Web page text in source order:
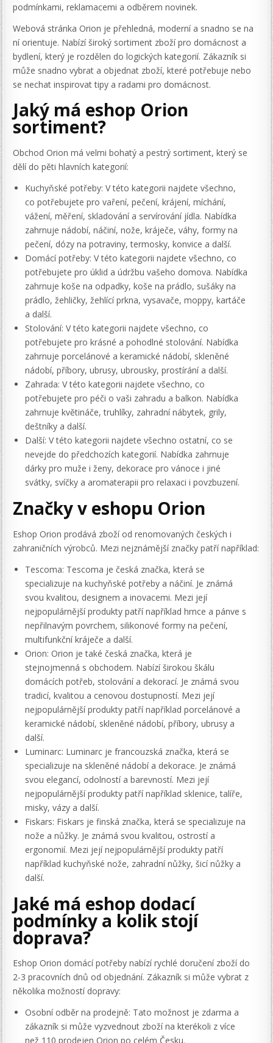
podmínkami, reklamacemi a odběrem novinek.
Webová stránka Orion je přehledná, moderní a snadno se na
ní orientuje. Nabízí široký sortiment zboží pro domácnost a
bydlení, který je rozdělen do logických kategorií. Zákazník si
může snadno vybrat a objednat zboží, které potřebuje nebo
se nechat inspirovat tipy a radami pro domácnost.
Jaký má eshop Orion
sortiment?
Obchod Orion má velmi bohatý a pestrý sortiment, který se
dělí do pěti hlavních kategorií:
Kuchyňské potřeby: V této kategorii najdete všechno,
co potřebujete pro vaření, pečení, krájení, míchání,
vážení, měření, skladování a servírování jídla. Nabídka
zahrnuje nádobí, náčiní, nože, kráječe, váhy, formy na
pečení, dózy na potraviny, termosky, konvice a další.
Domácí potřeby: V této kategorii najdete všechno, co
potřebujete pro úklid a údržbu vašeho domova. Nabídka
zahrnuje koše na odpadky, koše na prádlo, sušáky na
prádlo, žehličky, žehlící prkna, vysavače, moppy, kartáče
a další.
Stolování: V této kategorii najdete všechno, co
potřebujete pro krásné a pohodlné stolování. Nabídka
zahrnuje porcelánové a keramické nádobí, skleněné
nádobí, příbory, ubrusy, ubrousky, prostírání a další.
Zahrada: V této kategorii najdete všechno, co
potřebujete pro péči o vaši zahradu a balkon. Nabídka
zahrnuje květináče, truhlíky, zahradní nábytek, grily,
deštníky a další.
Další: V této kategorii najdete všechno ostatní, co se
nevejde do předchozích kategorií. Nabídka zahrnuje
dárky pro muže i ženy, dekorace pro vánoce i jiné
svátky, svíčky a aromaterapii pro relaxaci i povzbuzení.
Značky v eshopu Orion
Eshop Orion prodává zboží od renomovaných českých i
zahraničních výrobců. Mezi nejznámější značky patří například:
Tescoma: Tescoma je česká značka, která se
specializuje na kuchyňské potřeby a náčiní. Je známá
svou kvalitou, designem a inovacemi. Mezi její
nejpopulárnější produkty patří například hrnce a pánve s
nepřilnavým povrchem, silikonové formy na pečení,
multifunkční kráječe a další.
Orion: Orion je také česká značka, která je
stejnojmenná s obchodem. Nabízí širokou škálu
domácích potřeb, stolování a dekorací. Je známá svou
tradicí, kvalitou a cenovou dostupností. Mezi její
nejpopulárnější produkty patří například porcelánové a
keramické nádobí, skleněné nádobí, příbory, ubrusy a
další.
Luminarc: Luminarc je francouzská značka, která se
specializuje na skleněné nádobí a dekorace. Je známá
svou elegancí, odolností a barevností. Mezi její
nejpopulárnější produkty patří například sklenice, talíře,
misky, vázy a další.
Fiskars: Fiskars je finská značka, která se specializuje na
nože a nůžky. Je známá svou kvalitou, ostrostí a
ergonomií. Mezi její nejpopulárnější produkty patří
například kuchyňské nože, zahradní nůžky, šicí nůžky a
další.
Jaké má eshop dodací
podmínky a kolik stojí
doprava?
Eshop Orion domácí potřeby nabízí rychlé doručení zboží do
2-3 pracovních dnů od objednání. Zákazník si může vybrat z
několika možností dopravy:
Osobní odběr na prodejně: Tato možnost je zdarma a
zákazník si může vyzvednout zboží na kterékoli z více
než 110 prodejen Orion po celém Česku.